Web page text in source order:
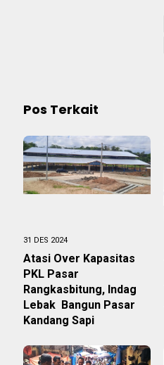
Pos Terkait
31 DES 2024
Atasi Over Kapasitas
PKL Pasar
Rangkasbitung, Indag
Lebak Bangun Pasar
Kandang Sapi